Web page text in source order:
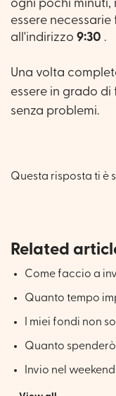
ogni pochi minuti,
essere
all'indirizzo 9:30 .
Una volta
essere in grado
senza problemi.
Questa risposta ti è
Related
Come faccio a
Quanto tempo
I miei fondi non
Quanto
Invio nel weekend